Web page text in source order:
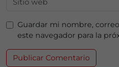
Guardar mi nombre,
este navegador para la